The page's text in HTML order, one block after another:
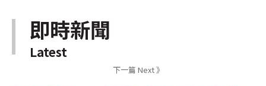
即時新聞
Latest
下一篇 Next 》